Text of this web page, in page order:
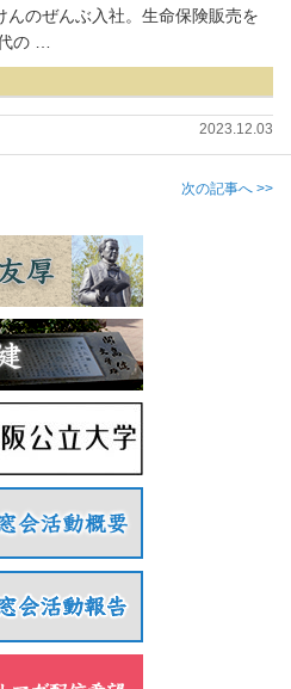
のぜんぶ入社。 生命保険販売を
の …
2023.12.03
次の記事へ >>